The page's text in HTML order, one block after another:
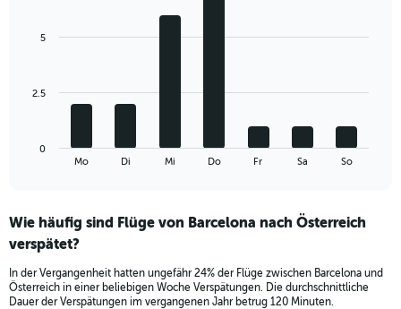
displaying
and
Number
The
Range:
7
The
chart
Mo Di Mi Do Fr Sa So
0
2.5
5
Wie häufig sind Flüge von Barcelona nach Österreich
verspätet?
In der Vergangenheit hatten ungefähr 24% der Flüge zwischen Barcelona und
Österreich in einer beliebigen Woche Verspätungen. Die durchschnittliche
Dauer der Verspätungen im vergangenen Jahr betrug 120 Minuten.